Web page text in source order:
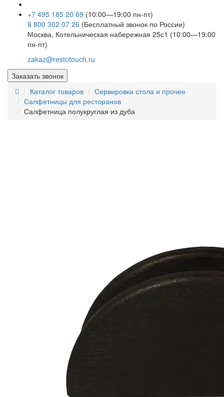
+7 495 185 20 69 (10:00—19:00 пн-пт)
8 800 302 07 26 (Бесплатный звонок по России)
Москва, Котельническая набережная 25с1 (10:00—19:00
пн-пт)
zakaz@restotouch.ru
Заказать звонок
Каталог товаров
Сервировка стола и прочее
Салфетницы для ресторанов
Салфетница полукруглая из дуба